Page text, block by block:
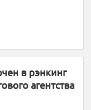
в рэнкинг
агентства